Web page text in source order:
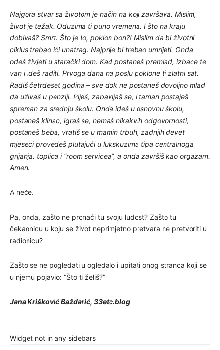
Najgora stvar sa životom je način na koji završava. Mislim,
život je težak. Oduzima ti puno vremena. I što na kraju
dobivaš? Smrt. Što je to, poklon bon?! Mislim da bi životni
ciklus trebao ići unatrag. Najprije bi trebao umrijeti. Onda
odeš živjeti u starački dom. Kad postaneš premlad, izbace te
van i ideš raditi. Prvoga dana na poslu poklone ti zlatni sat.
Radiš četrdeset godina – sve dok ne postaneš dovoljno mlad
da uživaš u penziji. Piješ, zabavljaš se, i taman postaješ
spreman za srednju školu. Onda ideš u osnovnu školu,
postaneš klinac, igraš se, nemaš nikakvih odgovornosti,
postaneš beba, vratiš se u mamin trbuh, zadnjih devet
mjeseci provedeš plutajući u lukskuzima tipa centralnoga
grijanja, toplica i “room servicea”, a onda završiš kao orgazam.
Amen.
A neće.
Pa, onda, zašto ne pronaći tu svoju ludost? Zašto tu
čekaonicu u koju se život neprimjetno pretvara ne pretvoriti u
radionicu?
Zašto se ne pogledati u ogledalo i upitati onog stranca koji se
u njemu pojavio: “Što ti želiš?”
Jana Krišković Baždarić, 33etc.blog
Widget not in any sidebars